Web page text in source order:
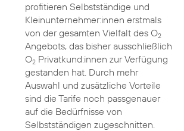
profitieren Selbstständige und
Kleinunternehmer:innen erstmals
von der gesamten Vielfalt des O2
Angebots, das bisher ausschließlich
O2Privatkund:innen zur Verfügung
gestanden hat. Durch mehr
Auswahl und zusätzliche Vorteile
sind die Tarife noch passgenauer
auf die Bedürfnisse von
Selbstständigen zugeschnitten.